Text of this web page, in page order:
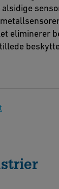
alsidige
eliminerer